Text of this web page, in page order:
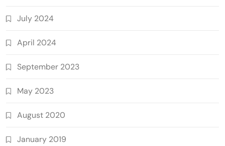
July 2024
April 2024
September 2023
May 2023
August 2020
January 2019